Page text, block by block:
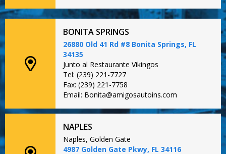
BONITA SPRINGS
26880 Old 41 Rd #8 Bonita Springs, FL
34135
Junto al Restaurante Vikingos
Tel: (239) 221-7727
Fax: (239) 221-7758
Email: Bonita@amigosautoins.com
NAPLES
Naples, Golden Gate
4987 Golden Gate Pkwy, FL 34116